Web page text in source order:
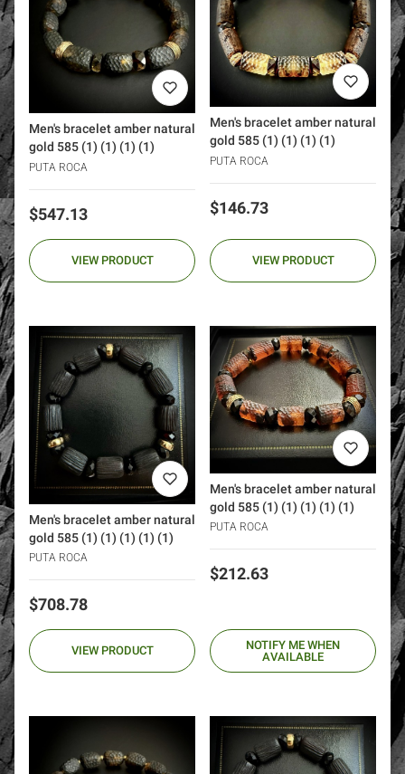
Men's bracelet amber natural
gold 585 (1) (1) (1) (1)
PUTA ROCA
Price
$547.13
VIEW PRODUCT
Men's bracelet amber natural
gold 585 (1) (1) (1) (1)
PUTA ROCA
Price
$146.73
VIEW PRODUCT
Men's bracelet amber natural
gold 585 (1) (1) (1) (1) (1)
PUTA ROCA
Price
$708.78
VIEW PRODUCT
Men's bracelet amber natural
gold 585 (1) (1) (1) (1) (1)
PUTA ROCA
Price
$212.63
NOTIFY ME WHEN
AVAILABLE